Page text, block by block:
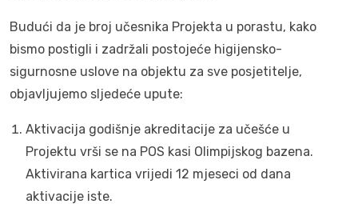
Budući da je broj učesnika Projekta u porastu, kako
bismo postigli i zadržali postojeće higijensko-
sigurnosne uslove na objektu za sve posjetitelje,
objavljujemo sljedeće upute:
Aktivacija godišnje akreditacije za učešće u
Projektu vrši se na POS kasi Olimpijskog bazena.
Aktivirana kartica vrijedi 12 mjeseci od dana
aktivacije iste.